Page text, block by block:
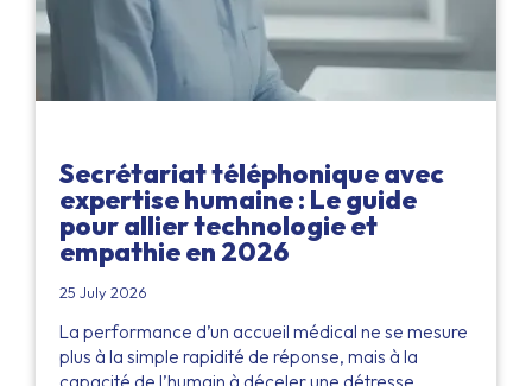
Secrétariat téléphonique avec
expertise humaine : Le guide
pour allier technologie et
empathie en 2026
25 July 2026
La performance d’un accueil médical ne se mesure
plus à la simple rapidité de réponse, mais à la